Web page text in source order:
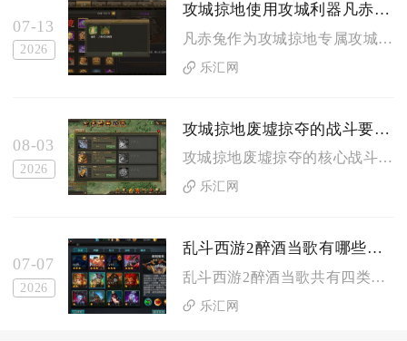
07-13
2026
攻城掠地使用攻城利器凡赤兔有何技巧
凡赤兔作为攻城掠地专属攻城坐骑，核心使用逻辑为匹配骑兵爆发武...
乐汇网
08-03
2026
攻城掠地废墟掠夺的战斗要素是什么
攻城掠地废墟掠夺的核心战斗要素分为权限解锁门槛、武将阵容与装...
乐汇网
07-07
2026
乱斗西游2醉酒当歌有哪些隐藏任务
乱斗西游2醉酒当歌共有四类隐藏任务，分别是三宝箱全收集隐藏任...
乐汇网